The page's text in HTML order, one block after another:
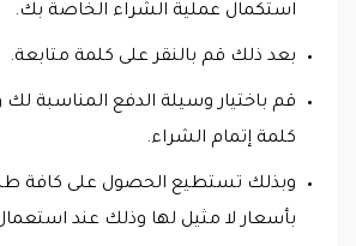
استكمال عملية الشراء الخاصة بك.
بعد ذلك قم بالنقر على كلمة متابعة.
قم باختيار وسيلة الدفع المناسبة
كلمة إتمام الشراء.
وبذلك تستطيع الحصول على كافة
بأسعار لا مثيل لها وذلك عند